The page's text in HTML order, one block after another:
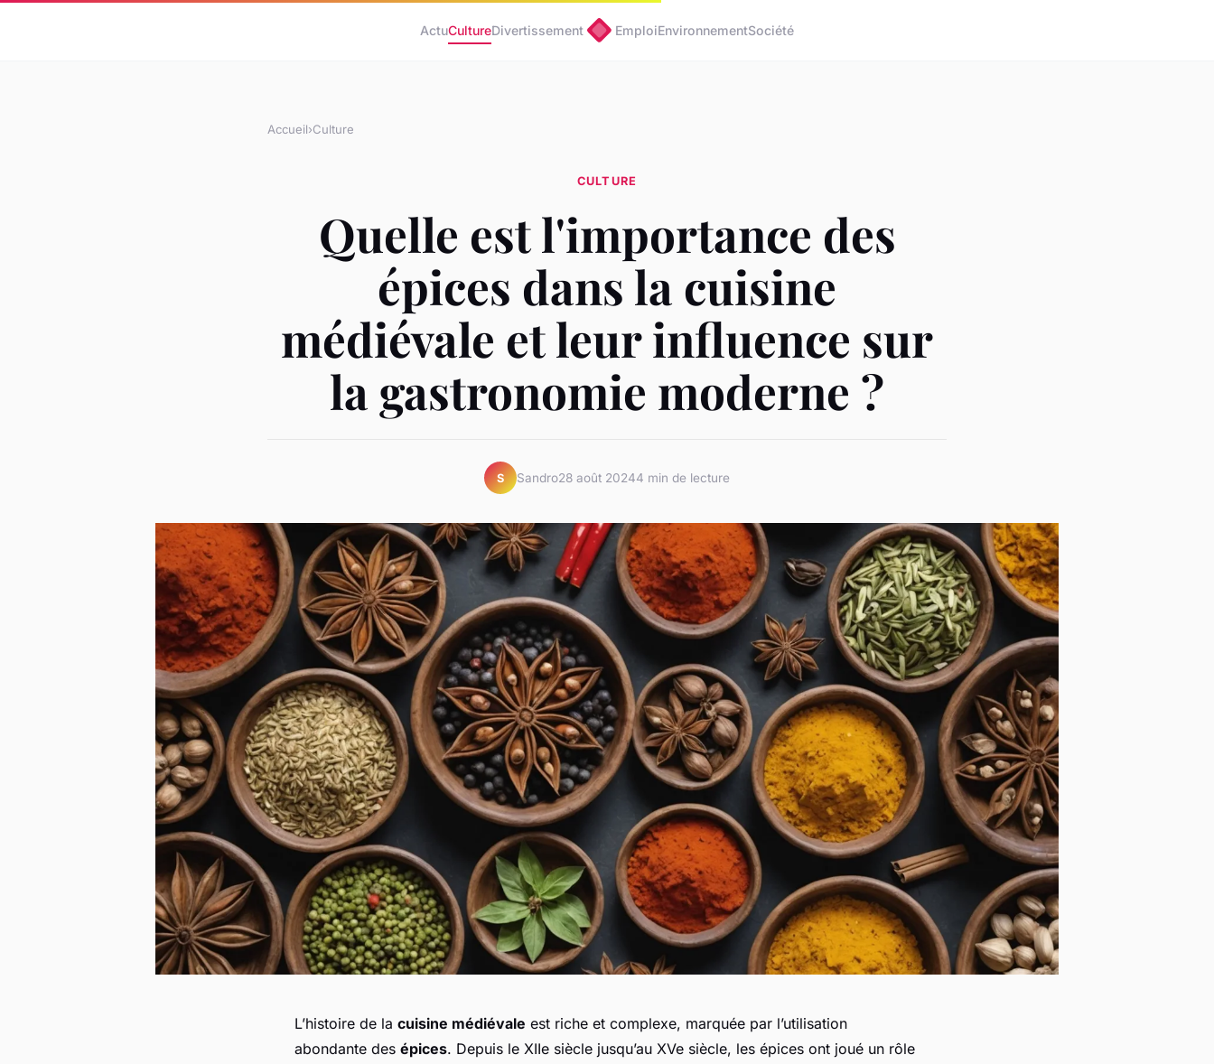
ActuCultureDivertissement EmploiEnvironnementSociété
Accueil›Culture
CULTURE
Quelle est l'importance des
épices dans la cuisine
médiévale et leur influence sur
la gastronomie moderne ?
S Sandro28 août 20244 min de lecture
L’histoire de la cuisine médiévale est riche et complexe, marquée par l’utilisation
abondante des épices. Depuis le XIIe siècle jusqu’au XVe siècle, les épices ont joué un rôle